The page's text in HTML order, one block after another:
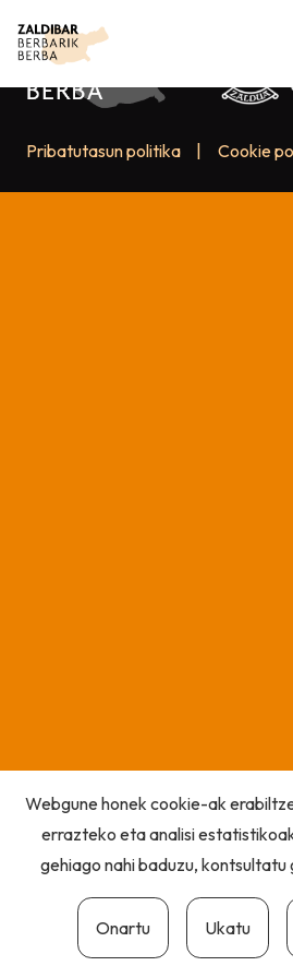
Pribatutasun politika Cookie
Webgune honek cookie-ak
errazteko eta analisi
gehiago nahi baduzu, kontsultatu
Onartu Ukatu